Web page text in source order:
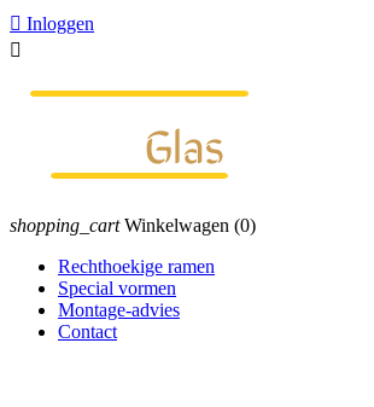
 Inloggen

shopping_cart Winkelwagen (0)
Rechthoekige ramen
Special vormen
Montage-advies
Contact